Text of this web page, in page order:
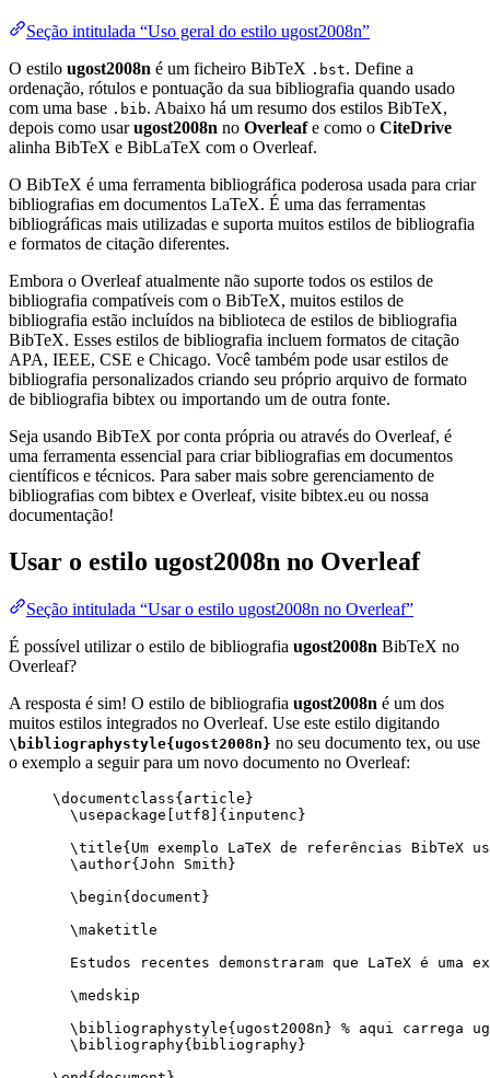
Seção intitulada “Uso geral do estilo ugost2008n”
O estilo ugost2008n é um ficheiro BibTeX .bst. Define a
ordenação, rótulos e pontuação da sua bibliografia quando usado
com uma base .bib. Abaixo há um resumo dos estilos BibTeX,
depois como usarugost2008n no Overleafe como o CiteDrive
alinha BibTeX e BibLaTeX com o Overleaf.
O BibTeX é uma ferramenta bibliográfica poderosa usada para criar
bibliografias em documentos LaTeX. É uma das ferramentas
bibliográficas mais utilizadas e suporta muitos estilos de bibliografia
e formatos de citação diferentes.
Embora o Overleaf atualmente não suporte todos os estilos de
bibliografia compatíveis com o BibTeX, muitos estilos de
bibliografia estão incluídos na biblioteca de estilos de bibliografia
BibTeX. Esses estilos de bibliografia incluem formatos de citação
APA, IEEE, CSE e Chicago. Você também pode usar estilos de
bibliografia personalizados criando seu próprio arquivo de formato
de bibliografia bibtex ou importando um de outra fonte.
Seja usando BibTeX por conta própria ou através do Overleaf, é
uma ferramenta essencial para criar bibliografias em documentos
científicos e técnicos. Para saber mais sobre gerenciamento de
bibliografias com bibtex e Overleaf, visite bibtex.eu ou nossa
documentação!
Usar o estilo ugost2008n no Overleaf
Seção intitulada “Usar o estilo ugost2008n no Overleaf”
É possível utilizar o estilo de bibliografia ugost2008n BibTeX no
Overleaf?
A resposta é sim! O estilo de bibliografia ugost2008n é um dos
muitos estilos integrados no Overleaf. Use este estilo digitando
\bibliographystyle{ugost2008n} no seu documento tex, ou use
o exemplo a seguir para um novo documento no Overleaf:
\documentclass{ article }
\usepackage
utf8 ]{ inputenc }
\title{Um exemplo LaTeX de referências
\author{John Smith}
\begin{ document }
\maketitle
Estudos recentes demonstraram que LaTeX é
\medskip
\bibliographystyle{ugost2008n} % aqui carrega
\bibliography{bibliography}